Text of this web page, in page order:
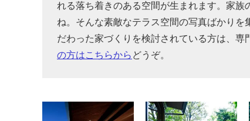
れる落ち着きのある空間が生まれます。家
ね。そんな素敵なテラス空間の写真ばかり
だわった家づくりを検討されている方は、専
の方はこちらから どうぞ。